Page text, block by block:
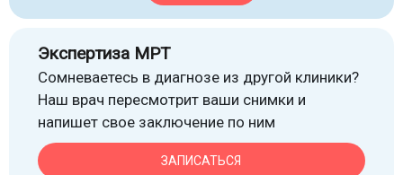
Экспертиза МРТ
Сомневаетесь в диагнозе из другой клиники?
Наш врач пересмотрит ваши снимки и
напишет свое заключение по ним
ЗАПИСАТЬСЯ